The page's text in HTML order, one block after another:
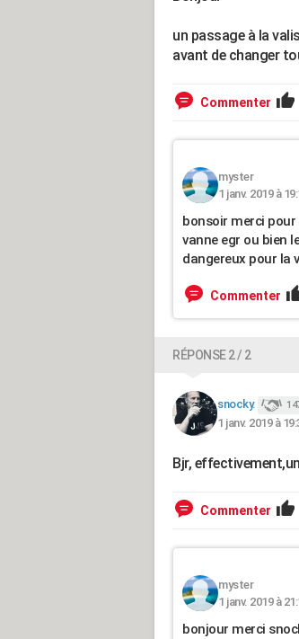
un passage à la
avant de changer
Commenter
myster
1 janv. 2019 à
bonsoir merci
vanne egr ou bien
dangereux pour la
Commenter
RÉPONSE 2 / 2
snocky.
1 janv. 2019 à
Bjr,
Commenter
myster
1 janv. 2019 à
bonjour merci